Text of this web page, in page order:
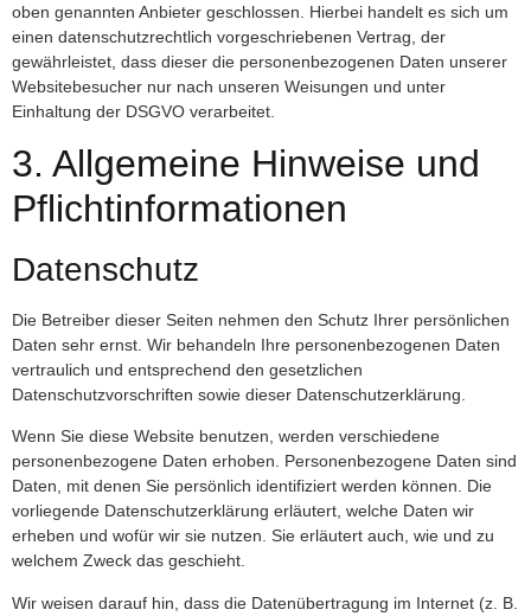
oben genannten Anbieter geschlossen. Hierbei handelt es sich um
einen datenschutzrechtlich vorgeschriebenen Vertrag, der
gewährleistet, dass dieser die personenbezogenen Daten unserer
Websitebesucher nur nach unseren Weisungen und unter
Einhaltung der DSGVO verarbeitet.
3. Allgemeine Hinweise und
Pflichtinformationen
Datenschutz
Die Betreiber dieser Seiten nehmen den Schutz Ihrer persönlichen
Daten sehr ernst. Wir behandeln Ihre personenbezogenen Daten
vertraulich und entsprechend den gesetzlichen
Datenschutzvorschriften sowie dieser Datenschutzerklärung.
Wenn Sie diese Website benutzen, werden verschiedene
personenbezogene Daten erhoben. Personenbezogene Daten sind
Daten, mit denen Sie persönlich identifiziert werden können. Die
vorliegende Datenschutzerklärung erläutert, welche Daten wir
erheben und wofür wir sie nutzen. Sie erläutert auch, wie und zu
welchem Zweck das geschieht.
Wir weisen darauf hin, dass die Datenübertragung im Internet (z. B.